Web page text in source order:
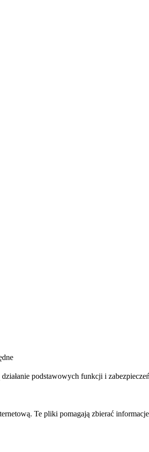
podstawowych funkcji i
Te pliki pomagają zbierać